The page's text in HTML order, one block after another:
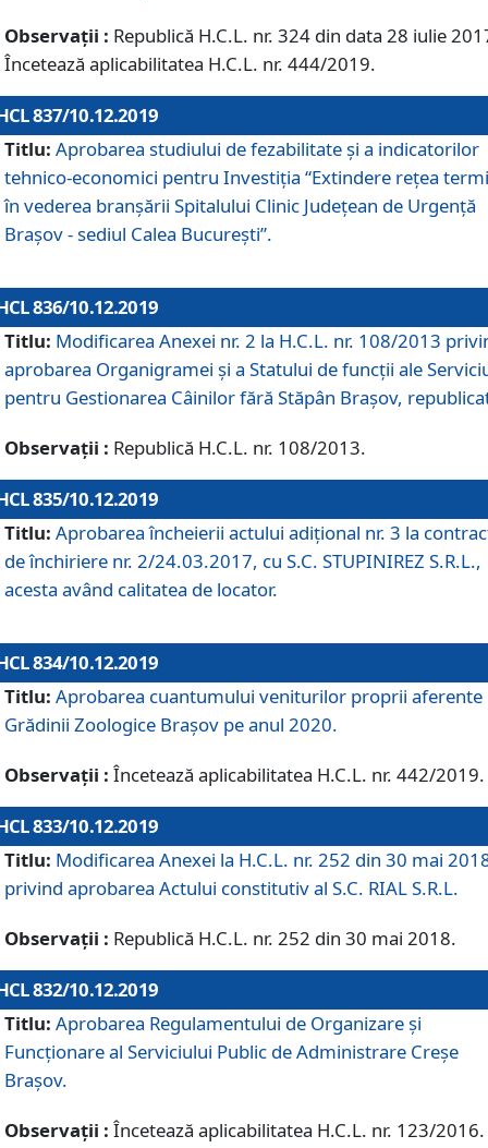
Observații : Republică H.C.L. nr. 324 din data 28 iulie
Încetează aplicabilitatea H.C.L. nr. 444/2019.
837/10.12.2019
Titlu: Aprobarea studiului de fezabilitate și a indicatorilor
tehnico-economici pentru Investiția “Extindere rețea
în vederea branșării Spitalului Clinic Județean de Urgență
Brașov - sediul Calea București”.
836/10.12.2019
Titlu: Modificarea Anexei nr. 2 la H.C.L. nr. 108/2013
aprobarea Organigramei şi a Statului de funcții ale
pentru Gestionarea Câinilor fără Stăpân Brașov,
Observații : Republică H.C.L. nr. 108/2013.
835/10.12.2019
Titlu: Aprobarea încheierii actului adițional nr. 3 la
de închiriere nr. 2/24.03.2017, cu S.C. STUPINIREZ S.R.L.,
acesta având calitatea de locator.
834/10.12.2019
Titlu: Aprobarea cuantumului veniturilor proprii aferente
Grădinii Zoologice Braşov pe anul 2020.
Observații : Încetează aplicabilitatea H.C.L. nr. 442/2019.
833/10.12.2019
Titlu: Modificarea Anexei la H.C.L. nr. 252 din 30 mai
privind aprobarea Actului constitutiv al S.C. RIAL S.R.L.
Observații : Republică H.C.L. nr. 252 din 30 mai 2018.
832/10.12.2019
Titlu: Aprobarea Regulamentului de Organizare și
Funcționare al Serviciului Public de Administrare Creșe
Brașov.
Observații : Încetează aplicabilitatea H.C.L. nr. 123/2016.